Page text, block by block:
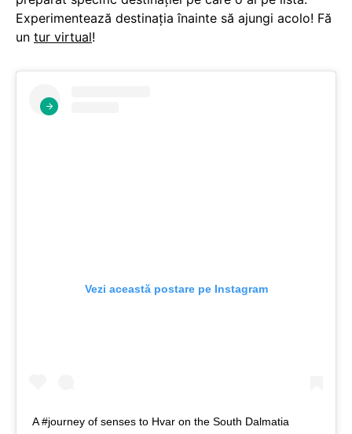
Experimentează destinația înainte să ajungi acolo! Fă
un tur virtual!
Vezi această postare pe Instagram
A #journey of senses to Hvar on the South Dalmatia